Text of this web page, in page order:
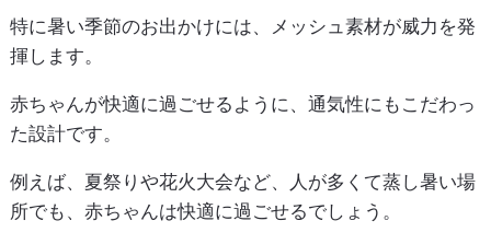
特に暑い季節のお出かけには、メッシュ素材が威力を発
揮します。
赤ちゃんが快適に過ごせるように、通気性にもこだわっ
た設計です。
例えば、夏祭りや花火大会など、人が多くて蒸し暑い場
所でも、赤ちゃんは快適に過ごせるでしょう。